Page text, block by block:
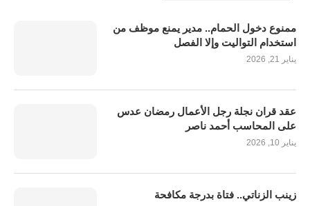
ممنوع دخول الحمام.. مدير يمنع موظف من
استخدام التواليت وإلا الفصل
يناير 21, 2026
عقد قران نجلة رجل الأعمال رمضان عدس
على المحاسب أحمد ناصر
يناير 10, 2026
زينب الزناتي.. فتاة بدرجة مكافحة